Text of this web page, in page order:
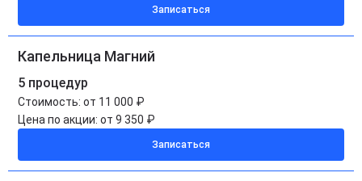
Записаться
Капельница Магний
5 процедур
Стоимость: от 11 000 ₽
Цена по акции: от 9 350 ₽
Записаться